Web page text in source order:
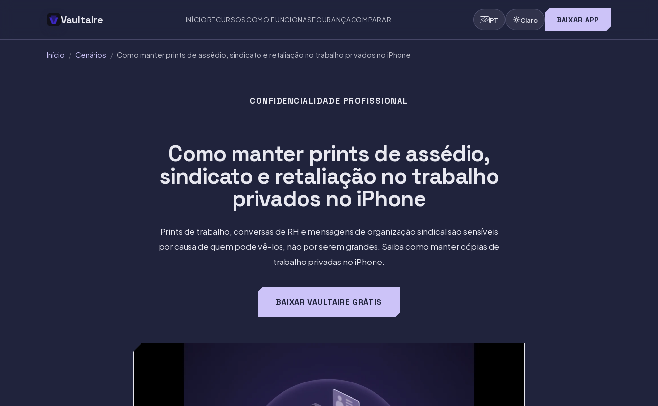
Vaultaire INÍCIORECURSOSCOMO FUNCIONASEGURANÇACOMPARAR PT Claro BAIXAR APP
Início / Cenários / Como manter prints de assédio, sindicato e retaliação no trabalho privados no iPhone
CONFIDENCIALIDADE PROFISSIONAL
Como manter prints de assédio,
sindicato e retaliação no trabalho
privados no iPhone
Prints de trabalho, conversas de RH e mensagens de organização sindical são sensíveis
por causa de quem pode vê-los, não por serem grandes. Saiba como manter cópias de
trabalho privadas no iPhone.
BAIXAR VAULTAIRE GRÁTIS